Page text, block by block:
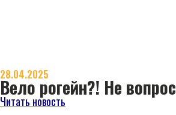
28.04.2025
Вело рогейн?! Не вопрос
Читать новость